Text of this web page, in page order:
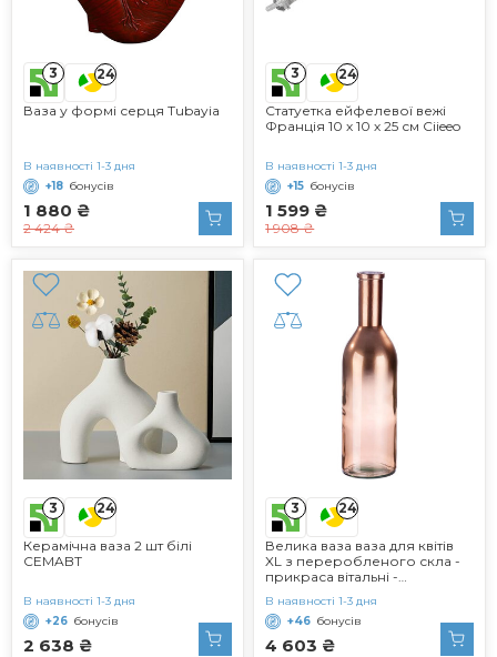
3 24
Ваза у формі серця Tubayia
1 880 ₴
2 424 ₴
В наявності 1-3 дня
+18 бонусів
3 24
Статуетка ейфелевої вежі
Франція 10 х 10 х 25 см Ciieeo
1 599 ₴
1 908 ₴
В наявності 1-3 дня
+15 бонусів
3 24
Керамічна ваза 2 шт білі
CEMABT
2 638 ₴
В наявності 1-3 дня
+26 бонусів
3 24
Велика ваза ваза для квітів
XL з переробленого скла -
прикраса вітальні -
колір мідь з градієнтом
кольору - висота 50 см
висота 50 см мідь
4 603 ₴
В наявності 1-3 дня
+46 бонусів